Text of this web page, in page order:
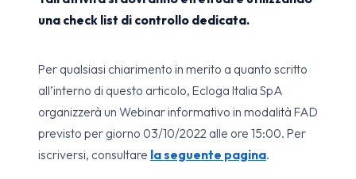
una check list di controllo dedicata.
Per qualsiasi chiarimento in merito a quanto scritto
all’interno di questo articolo, Ecloga Italia SpA
organizzerà un Webinar informativo in modalità FAD
previsto per giorno 03/10/2022 alle ore 15:00. Per
iscriversi, consultare la seguente pagina.